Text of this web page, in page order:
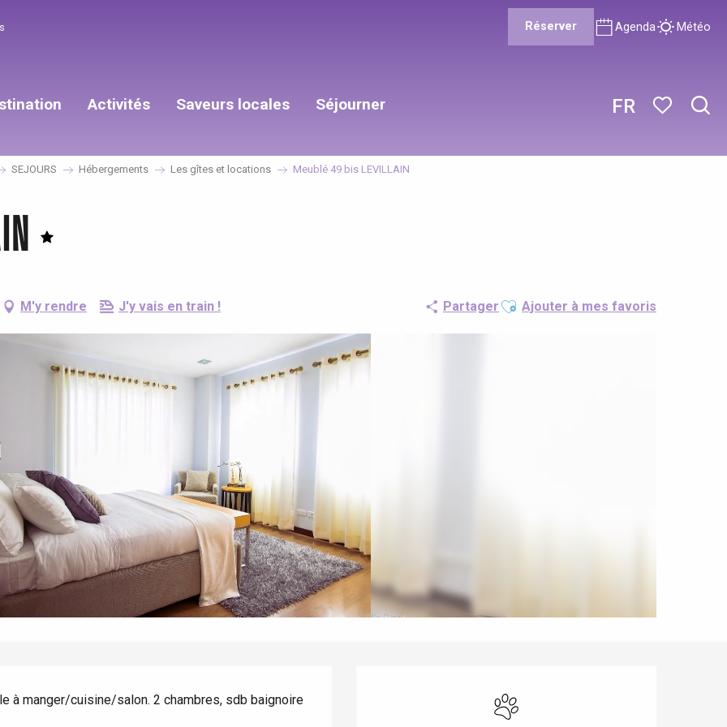
FR
Réserver Agenda Météo
Activités Saveurs locales Séjourner
SEJOURS Hébergements Les gîtes et locations Meublé 49 bis LEVILLAIN
M'y rendre J'y vais en train ! Partager Ajouter aux favoris
Ajouter à mes favoris
Ouverture et coordonnéesAnimaux acceptés
à manger/cuisine/salon. 2 chambres, sdb baignoire